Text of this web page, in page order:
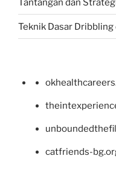
Tantangan dan
Teknik Dasar Dribbling
catfriends-